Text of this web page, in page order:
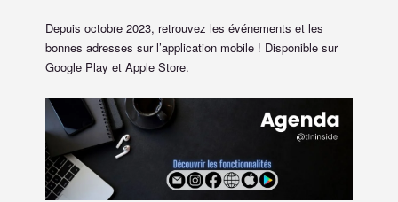
Depuis octobre 2023, retrouvez les événements et les
bonnes adresses sur l’application mobile ! Disponible sur
Google Play et Apple Store.